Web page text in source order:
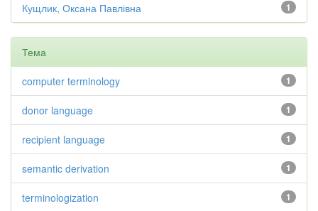
1
Кущлик, Оксана Павлівна
Тема
1
computer terminology
1
donor language
1
recipient language
1
semantic derivation
1
terminologization